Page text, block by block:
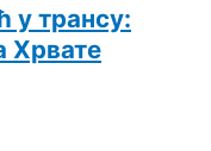
у трансу:
Хрвате